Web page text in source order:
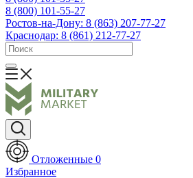
8 (800) 101-55-27
Ростов-на-Дону: 8 (863) 207-77-27
Краснодар: 8 (861) 212-77-27
Отложенные 0
Избранное